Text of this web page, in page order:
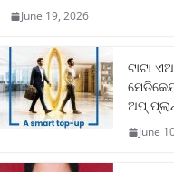
June 19, 2026
ଟାଟା
ଅପ୍
June